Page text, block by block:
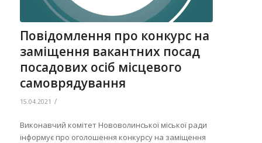
Повідомлення про конкурс на
заміщення вакантних посад
посадових осіб місцевого
самоврядування
15.04.2021 /
Виконавчий комітет Нововолинської міської ради
інформує про оголошення конкурсу на заміщення